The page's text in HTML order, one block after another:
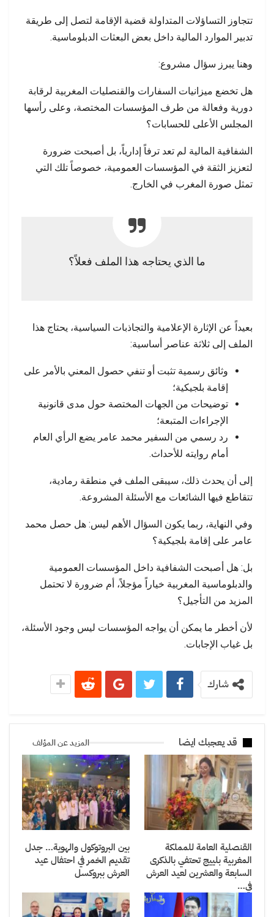
تتجاوز التساؤلات المتداولة قضية الإقامة لتصل إلى طريقة
تدبير الموارد المالية داخل بعض البعثات الدبلوماسية.
وهنا يبرز سؤال مشروع:
هل تخضع ميزانيات السفارات والقنصليات المغربية لرقابة
دورية وفعالة من طرف المؤسسات المختصة، وعلى رأسها
المجلس الأعلى للحسابات؟
الشفافية المالية لم تعد ترفاً إدارياً، بل أصبحت ضرورة
لتعزيز الثقة في المؤسسات العمومية، خصوصاً تلك التي
تمثل صورة المغرب في الخارج.
ما الذي يحتاجه هذا الملف فعلاً؟
بعيداً عن الإثارة الإعلامية والتجاذبات السياسية، يحتاج هذا
الملف إلى ثلاثة عناصر أساسية:
وثائق رسمية تثبت أو تنفي حصول المعني بالأمر على
إقامة بلجيكية؛
توضيحات من الجهات المختصة حول مدى قانونية
الإجراءات المتبعة؛
رد رسمي من السفير محمد عامر يضع الرأي العام
أمام روايته للأحداث.
إلى أن يحدث ذلك، سيبقى الملف في منطقة رمادية،
تتقاطع فيها الشائعات مع الأسئلة المشروعة.
وفي النهاية، ربما يكون السؤال الأهم ليس: هل حصل محمد
عامر على إقامة بلجيكية؟
بل: هل أصبحت الشفافية داخل المؤسسات العمومية
والدبلوماسية المغربية خياراً مؤجلاً، أم ضرورة لا تحتمل
المزيد من التأجيل؟
لأن أخطر ما يمكن أن يواجه المؤسسات ليس وجود الأسئلة،
بل غياب الإجابات.
شارك
قد يعجبك ايضا المزيد عن المؤلف
القنصلية العامة للمملكة
المغربية بلييج تحتفي بالذكرى
السابعة والعشرين لعيد العرش
في…
بين البروتوكول والهوية… جدل
تقديم الخمر في احتفال عيد
العرش ببروكسل